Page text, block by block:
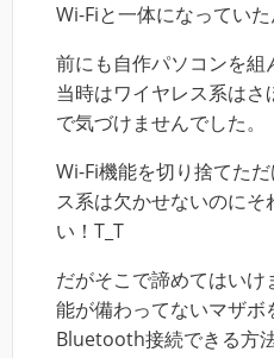
Wi-Fiと一体になってい
前にも自作パソコンを組
当時はワイヤレス系は
で気づけませんでした。
Wi-Fi機能を切り捨てた
ス系は欠かせないのに
い！T_T
だがそこで諦めてはい
能が備わってないマザボ
Bluetooth接続できる方